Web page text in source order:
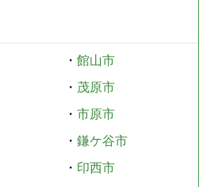
・ 館山市
・ 茂原市
・ 市原市
・ 鎌ケ谷市
・ 印西市